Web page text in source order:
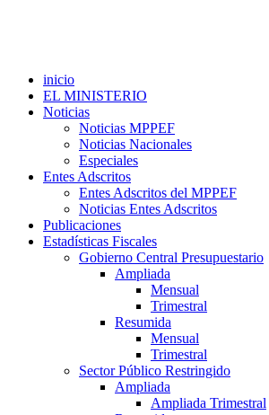
inicio
EL MINISTERIO
Noticias
Noticias MPPEF
Noticias Nacionales
Especiales
Entes Adscritos
Entes Adscritos del MPPEF
Noticias Entes Adscritos
Publicaciones
Estadísticas Fiscales
Gobierno Central Presupuestario
Ampliada
Mensual
Trimestral
Resumida
Mensual
Trimestral
Sector Público Restringido
Ampliada
Ampliada Trimestral